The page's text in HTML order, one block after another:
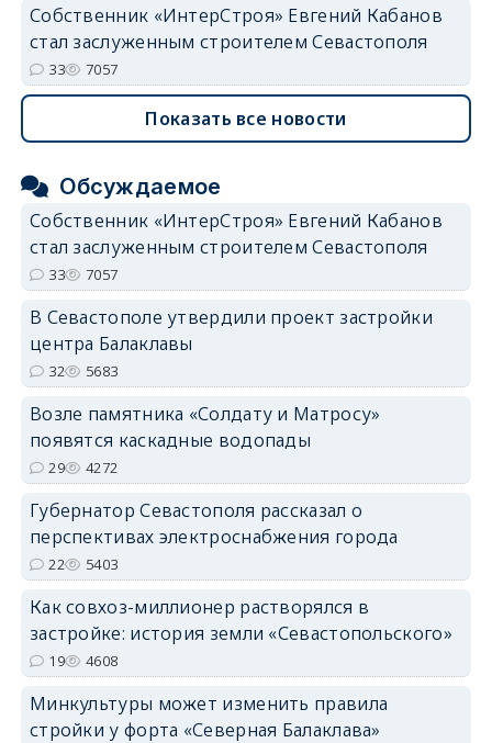
Собственник «ИнтерСтроя» Евгений Кабанов
стал заслуженным строителем Севастополя
33 7057
Показать все новости
Обсуждаемое
Собственник «ИнтерСтроя» Евгений Кабанов
стал заслуженным строителем Севастополя
33 7057
В Севастополе утвердили проект застройки
центра Балаклавы
32 5683
Возле памятника «Солдату и Матросу»
появятся каскадные водопады
29 4272
Губернатор Севастополя рассказал о
перспективах электроснабжения города
22 5403
Как совхоз-миллионер растворялся в
застройке: история земли «Севастопольского»
19 4608
Минкультуры может изменить правила
стройки у форта «Северная Балаклава»